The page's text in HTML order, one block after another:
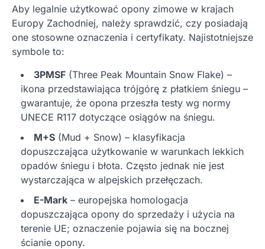
Aby legalnie użytkować opony zimowe w krajach
Europy Zachodniej, należy sprawdzić, czy posiadają
one stosowne oznaczenia i certyfikaty. Najistotniejsze
symbole to:
3PMSF (Three Peak Mountain Snow Flake) –
ikona przedstawiająca trójgórę z płatkiem śniegu –
gwarantuje, że opona przeszła testy wg normy
UNECE R117 dotyczące osiągów na śniegu.
M+S (Mud + Snow) – klasyfikacja
dopuszczająca użytkowanie w warunkach lekkich
opadów śniegu i błota. Często jednak nie jest
wystarczająca w alpejskich przełęczach.
E-Mark – europejska homologacja
dopuszczająca opony do sprzedaży i użycia na
terenie UE; oznaczenie pojawia się na bocznej
ścianie opony.